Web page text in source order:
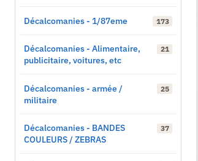
Décalcomanies - 1/87eme 173
Décalcomanies - Alimentaire,
publicitaire, voitures, etc
21
Décalcomanies - armée /
militaire
25
Décalcomanies - BANDES
COULEURS / ZEBRAS
37